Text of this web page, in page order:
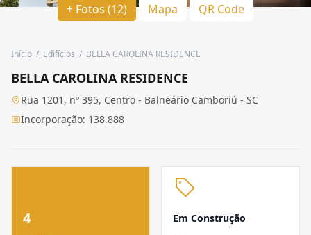
+ Fotos (12) Mapa QR Code
Início / Edifícios / BELLA CAROLINA RESIDENCE
BELLA CAROLINA RESIDENCE
Rua 1201, nº 395, Centro - Balneário Camboriú - SC
Incorporação: 138.888
4 Em Construção